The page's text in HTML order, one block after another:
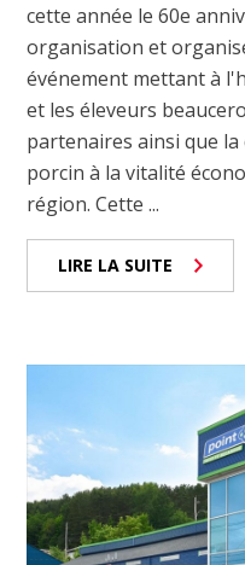
cette année le 60e
organisation et
événement mettant à
et les éleveurs
partenaires ainsi que
porcin à la vitalité
région. Cette ...
LIRE LA SUITE